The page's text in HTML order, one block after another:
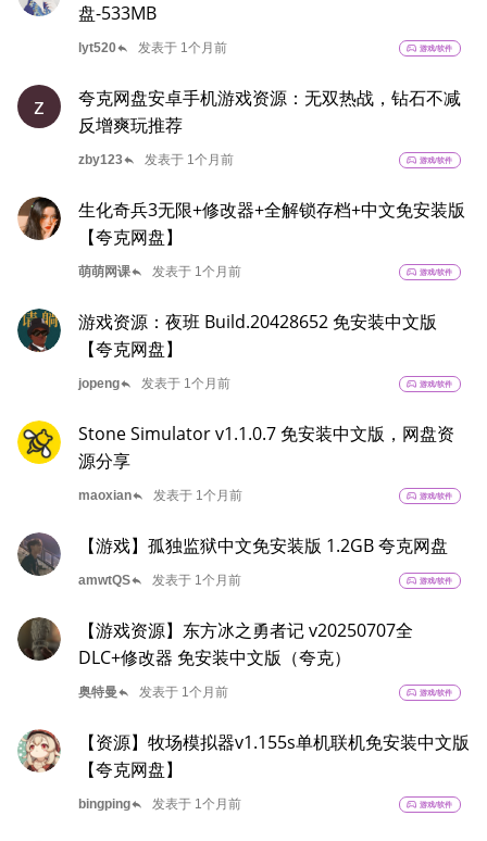
盘-533MB
lyt520reply 发表于 1个月前 sports_esports 游戏/软件
z
夸克网盘安卓手机游戏资源：无双热战，钻石不减
反增爽玩推荐
zby123reply 发表于 1个月前 sports_esports 游戏/软件
生化奇兵3无限+修改器+全解锁存档+中文免安装版
【夸克网盘】
萌萌网课reply 发表于 1个月前 sports_esports 游戏/软件
游戏资源：夜班 Build.20428652 免安装中文版
【夸克网盘】
jopengreply 发表于 1个月前 sports_esports 游戏/软件
Stone Simulator v1.1.0.7 免安装中文版，网盘资
源分享
maoxianreply 发表于 1个月前 sports_esports 游戏/软件
【游戏】孤独监狱中文免安装版 1.2GB 夸克网盘
amwtQSreply 发表于 1个月前 sports_esports 游戏/软件
【游戏资源】东方冰之勇者记 v20250707全
DLC+修改器 免安装中文版（夸克）
奥特曼reply 发表于 1个月前 sports_esports 游戏/软件
【资源】牧场模拟器v1.155s单机联机免安装中文版
【夸克网盘】
bingpingreply 发表于 1个月前 sports_esports 游戏/软件